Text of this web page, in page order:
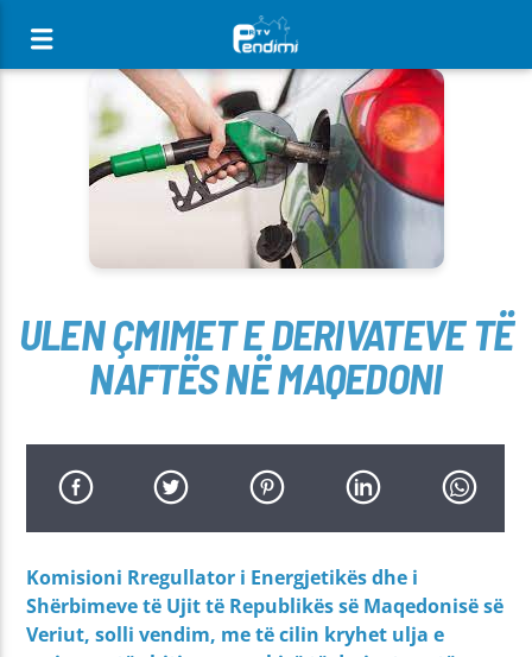
[There are no radio stations in the database]
ULEN ÇMIMET E DERIVATEVE TË
NAFTËS NË MAQEDONI
Komisioni Rregullator i Energjetikës dhe i
Shërbimeve të Ujit të Republikës së Maqedonisë së
Veriut, solli vendim, me të cilin kryhet ulja e